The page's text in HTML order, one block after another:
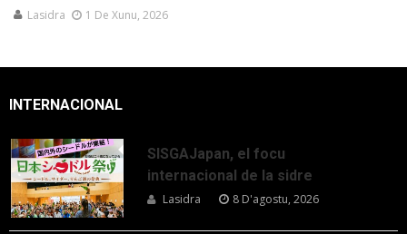
Lasidra 1 De Xunu, 2026
INTERNACIONAL
SISGAJapan, el focu
internacional de la sidre
Lasidra 8 D'agostu, 2026